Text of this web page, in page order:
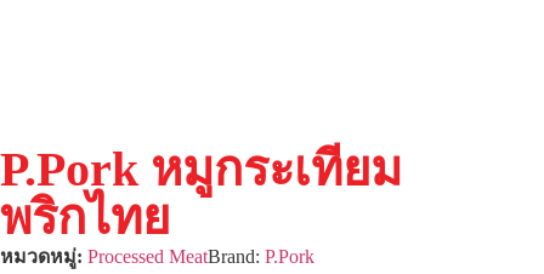
P.Pork หมูกระเทียม
พริกไทย
หมวดหมู่: Processed MeatBrand: P.Pork